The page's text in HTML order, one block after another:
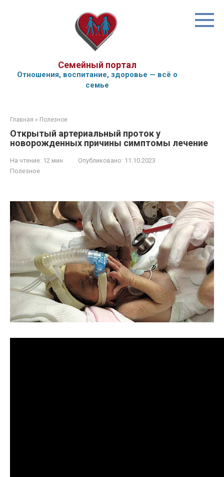
Семейный портал
Отношения, воспитание, здоровье — всё о
семье
Главная » Полезное
Открытый артериальный проток у
новорожденных причины симптомы лечение
На чтение: 12 мин Опубликовано: 11.10.2023
Полезное